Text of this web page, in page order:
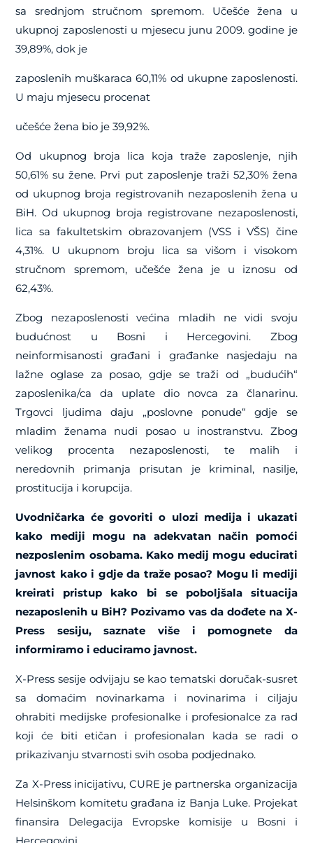
sa srednjom stručnom spremom. Učešće žena u
ukupnoj zaposlenosti u mjesecu junu 2009. godine je
39,89%, dok je
zaposlenih muškaraca 60,11% od ukupne zaposlenosti.
U maju mjesecu procenat
učešće žena bio je 39,92%.
Od ukupnog broja lica koja traže zaposlenje, njih
50,61% su žene. Prvi put zaposlenje traži 52,30% žena
od ukupnog broja registrovanih nezaposlenih žena u
BiH. Od ukupnog broja registrovane nezaposlenosti,
lica sa fakultetskim obrazovanjem (VSS i VŠS) čine
4,31%. U ukupnom broju lica sa višom i visokom
stručnom spremom, učešće žena je u iznosu od
62,43%.
Zbog nezaposlenosti većina mladih ne vidi svoju
budućnost u Bosni i Hercegovini. Zbog
neinformisanosti građani i građanke nasjedaju na
lažne oglase za posao, gdje se traži od „budućih“
zaposlenika/ca da uplate dio novca za članarinu.
Trgovci ljudima daju „poslovne ponude“ gdje se
mladim ženama nudi posao u inostranstvu. Zbog
velikog procenta nezaposlenosti, te malih i
neredovnih primanja prisutan je kriminal, nasilje,
prostitucija i korupcija.
Uvodničarka će govoriti o ulozi medija i ukazati
kako mediji mogu na adekvatan način pomoći
nezposlenim osobama. Kako medij mogu educirati
javnost kako i gdje da traže posao? Mogu li mediji
kreirati pristup kako bi se poboljšala situacija
nezaposlenih u BiH? Pozivamo vas da dođete na X-
Press sesiju, saznate više i pomognete da
informiramo i educiramo javnost.
X-Press sesije odvijaju se kao tematski doručak-susret
sa domaćim novinarkama i novinarima i ciljaju
ohrabiti medijske profesionalke i profesionalce za rad
koji će biti etičan i profesionalan kada se radi o
prikazivanju stvarnosti svih osoba podjednako.
Za X-Press inicijativu, CURE je partnerska organizacija
Helsinškom komitetu građana iz Banja Luke. Projekat
finansira Delegacija Evropske komisije u Bosni i